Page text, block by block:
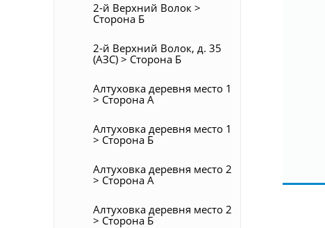
2-й Верхний Волок >
Сторона Б
2-й Верхний Волок, д. 35
(АЗС) > Сторона Б
Алтуховка деревня место 1
> Сторона А
Алтуховка деревня место 1
> Сторона Б
Алтуховка деревня место 2
> Сторона А
Алтуховка деревня место 2
> Сторона Б